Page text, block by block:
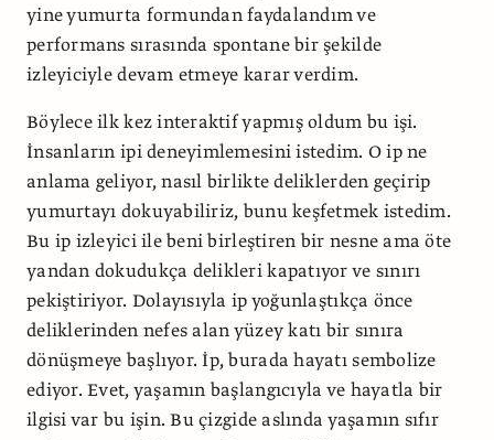
yine yumurta formundan faydalandım ve
performans sırasında spontane bir şekilde
izleyiciyle devam etmeye karar verdim.
Böylece ilk kez interaktif yapmış oldum bu işi.
İnsanların ipi deneyimlemesini istedim. O ip ne
anlama geliyor, nasıl birlikte deliklerden geçirip
yumurtayı dokuyabiliriz, bunu keşfetmek istedim.
Bu ip izleyici ile beni birleştiren bir nesne ama öte
yandan dokudukça delikleri kapatıyor ve sınırı
pekiştiriyor. Dolayısıyla ip yoğunlaştıkça önce
deliklerinden nefes alan yüzey katı bir sınıra
dönüşmeye başlıyor. İp, burada hayatı sembolize
ediyor. Evet, yaşamın başlangıcıyla ve hayatla bir
ilgisi var bu işin. Bu çizgide aslında yaşamın sıfır